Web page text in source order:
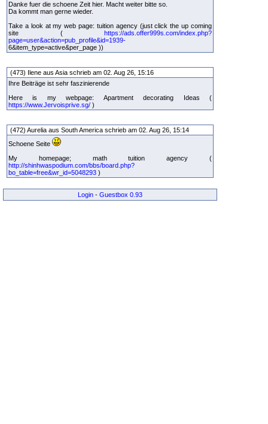
Danke fuer die schoene Zeit hier. Macht weiter bitte so.
Da kommt man gerne wieder.
Take a look at my web page: tuition agency (just click the up coming
site ( https://ads.offer999s.com/index.php?
page=user&action=pub_profile&id=1939-
6&item_type=active&per_page ))
(473) Ilene aus Asia schrieb am 02. Aug 26, 15:16
Ihre Beiträge ist sehr faszinierende
Here is my webpage: Apartment decorating Ideas (
https://www.Jervoisprive.sg/ )
(472) Aurelia aus South America schrieb am 02. Aug 26, 15:14
Schoene Seite
My homepage; math tuition agency (
http://shinhwaspodium.com/bbs/board.php?
bo_table=free&wr_id=5048293 )
Login - Guestbox 0.93